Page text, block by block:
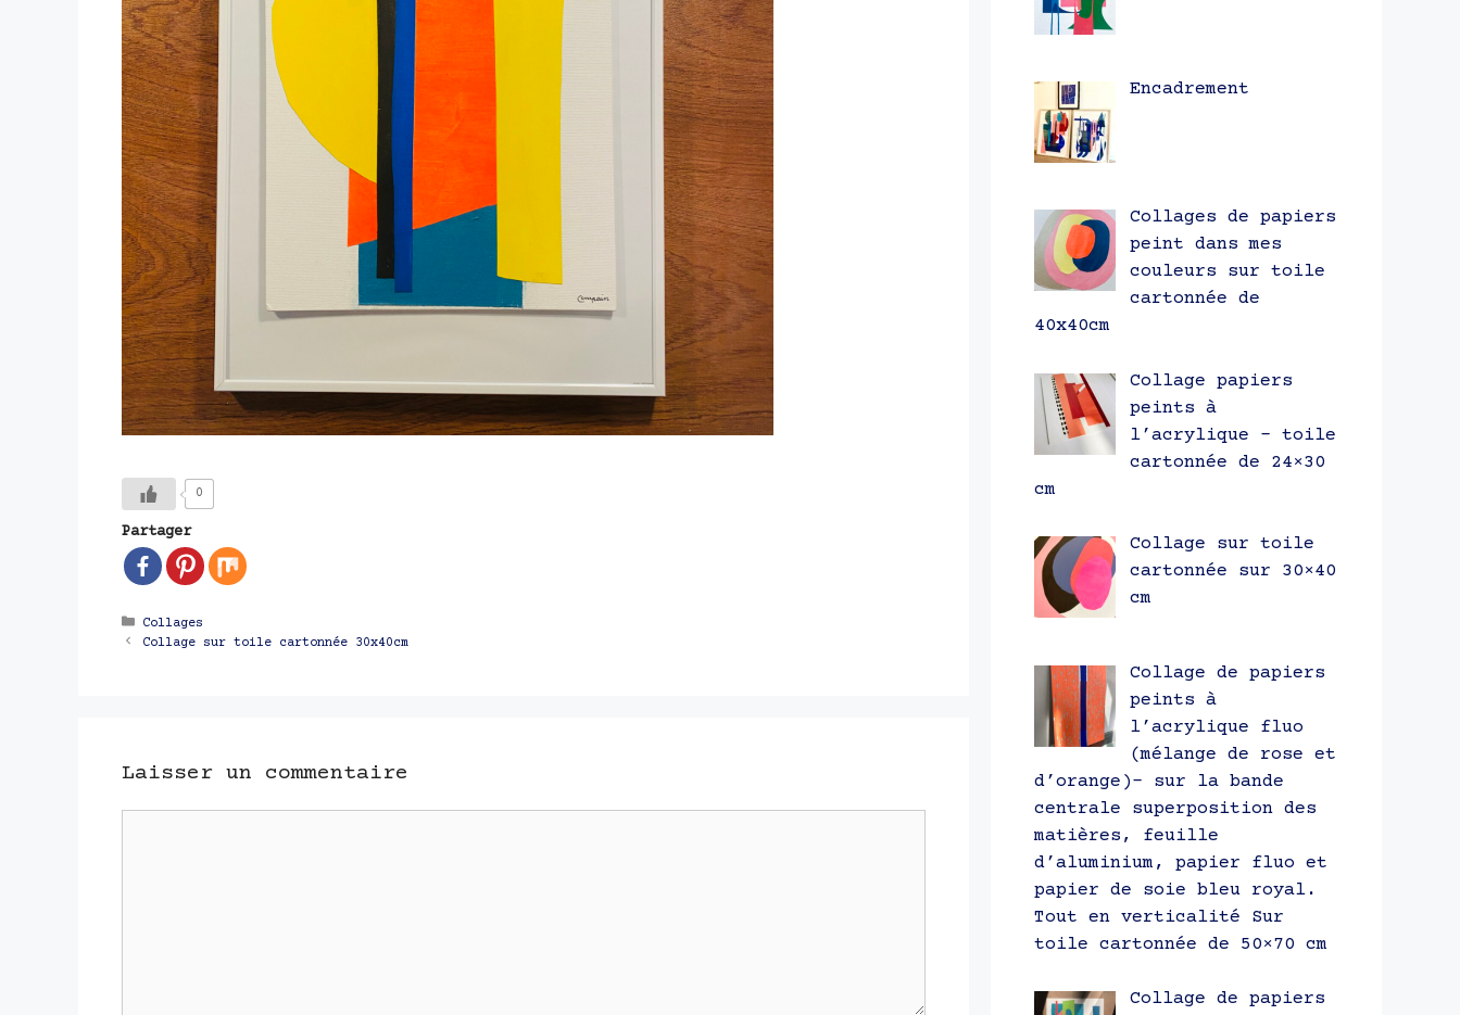
0
Partager
Catégories
Collages
Navigation
Collage sur toile cartonnée 30x40cm
Laisser un commentaire
Encadrement
Collages de papiers
peint dans mes
couleurs sur toile
cartonnée de
40x40cm
Collage papiers
peints à
l’acrylique – toile
cartonnée de 24×30
cm
Collage sur toile
cartonnée sur 30×40
cm
Collage de papiers
peints à
l’acrylique fluo
(mélange de rose et
d’orange)- sur la bande
centrale superposition des
matières, feuille
d’aluminium, papier fluo et
papier de soie bleu royal.
Tout en verticalité Sur
toile cartonnée de 50×70 cm
Collage de papiers